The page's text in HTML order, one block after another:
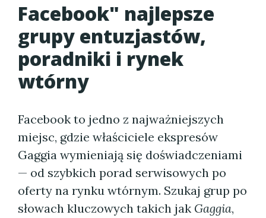
Facebook" najlepsze
grupy entuzjastów,
poradniki i rynek
wtórny
Facebook to jedno z najważniejszych
miejsc, gdzie właściciele ekspresów
Gaggia wymieniają się doświadczeniami
— od szybkich porad serwisowych po
oferty na rynku wtórnym. Szukaj grup po
słowach kluczowych takich jak Gaggia,